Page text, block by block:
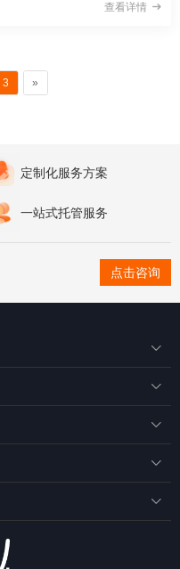
查看详情 
3 »
定制化服务方案
一站式托管服务
点击咨询




